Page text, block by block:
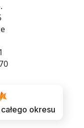
okresu